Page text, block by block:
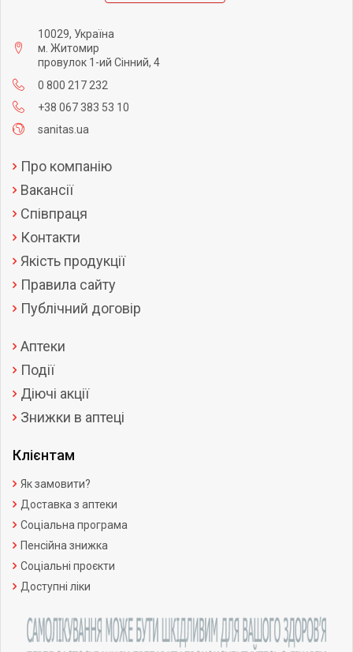
10029, Україна
м. Житомир
провулок 1-ий Сінний, 4
0 800 217 232
+38 067 383 53 10
sanitas.ua
Про компанію
Вакансії
Співпраця
Контакти
Якість продукції
Правила сайту
Публічний договір
Аптеки
Події
Діючі акції
Знижки в аптеці
Клієнтам
Як замовити?
Доставка з аптеки
Соціальна програма
Пенсійна знижка
Соціальні проєкти
Доступні ліки